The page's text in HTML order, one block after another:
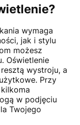
wymaga
jak i stylu
możesz
Oświetlenie
wystroju, a
Przy
w podjęciu
Twojego